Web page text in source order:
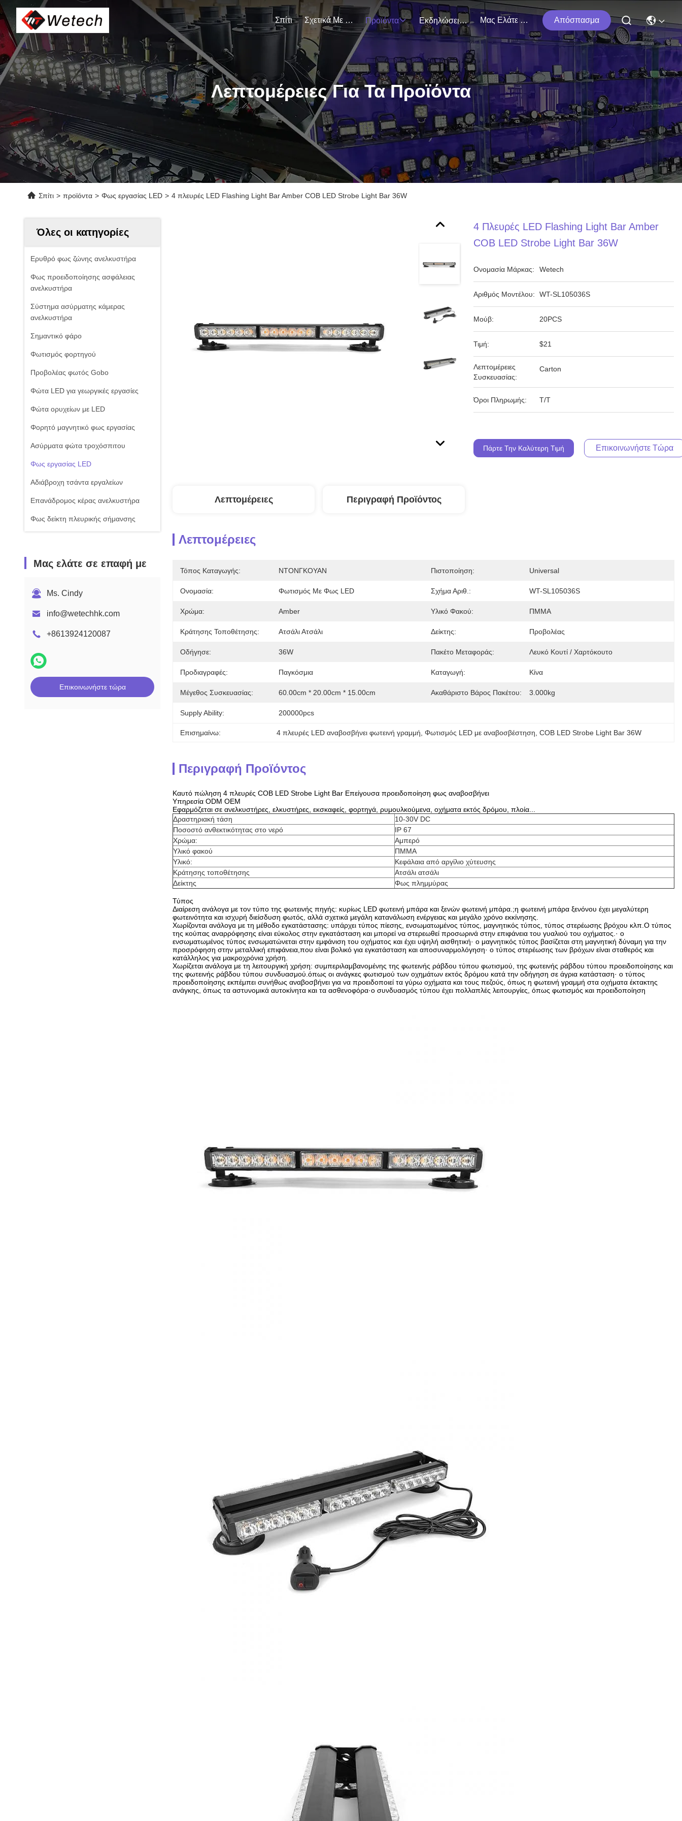
Σπίτι Σχετικά Με Εμάς Προϊόντα Εκδηλώσεις Μας Ελάτε Σε Επαφή Με Απόσπασμα
Λεπτομέρειες Για Τα Προϊόντα
Σπίτι > προϊόντα > Φως εργασίας LED > 4 πλευρές LED Flashing Light Bar Amber COB LED Strobe Light Bar 36W
Όλες οι κατηγορίες
Ερυθρό φως ζώνης ανελκυστήρα
Φως προειδοποίησης ασφάλειας
ανελκυστήρα
Σύστημα ασύρματης κάμερας
ανελκυστήρα
Σημαντικό φάρο
Φωτισμός φορτηγού
Προβολέας φωτός Gobo
Φώτα LED για γεωργικές εργασίες
Φώτα ορυχείων με LED
Φορητό μαγνητικό φως εργασίας
Ασύρματα φώτα τροχόσπιτου
Φως εργασίας LED
Αδιάβροχη τσάντα εργαλείων
Επανάδρομος κέρας ανελκυστήρα
Φως δείκτη πλευρικής σήμανσης
Μας ελάτε σε επαφή με
Ms. Cindy
info@wetechhk.com
+8613924120087
Επικοινωνήστε τώρα
4 Πλευρές LED Flashing Light Bar Amber
COB LED Strobe Light Bar 36W
Ονομασία Μάρκας: Wetech
Αριθμός Μοντέλου: WT-SL105036S
Μούβ: 20PCS
Τιμή: $21
Λεπτομέρειες
Συσκευασίας:
Carton
Όροι Πληρωμής: Τ/Τ
Πάρτε Την Καλύτερη Τιμή Επικοινωνήστε Τώρα
Λεπτομέρειες Περιγραφή Προϊόντος
Λεπτομέρειες
Τόπος Καταγωγής: ΝΤΟΝΓΚΟΥΑΝ Πιστοποίηση: Universal
Ονομασία: Φωτισμός Με Φως LED Σχήμα Αριθ.: WT-SL105036S
Χρώμα: Amber Υλικό Φακού: ΠΜΜΑ
Κράτησης Τοποθέτησης: Ατσάλι Ατσάλι Δείκτης: Προβολέας
Οδήγησε: 36W Πακέτο Μεταφοράς: Λευκό Κουτί / Χαρτόκουτο
Προδιαγραφές: Παγκόσμια Καταγωγή: Κίνα
Μέγεθος Συσκευασίας: 60.00cm * 20.00cm * 15.00cm Ακαθάριστο Βάρος Πακέτου: 3.000kg
Supply Ability: 200000pcs
Επισημαίνω: 4 πλευρές LED αναβοσβήνει φωτεινή γραμμή Φωτισμός LED με αναβοσβέστηση COB LED Strobe Light Bar 36W
Περιγραφή Προϊόντος
Καυτό πώληση 4 πλευρές COB LED Strobe Light Bar Επείγουσα προειδοποίηση φως αναβοσβήνει
Υπηρεσία ODM OEM
Εφαρμόζεται σε ανελκυστήρες, ελκυστήρες, εκσκαφείς, φορτηγά, ρυμουλκούμενα, οχήματα εκτός δρόμου, πλοία...
Δραστηριακή τάση
10-30V DC
Ποσοστό ανθεκτικότητας στο νερό
IP 67
Χρώμα:
Αμπερό
Υλικό φακού
ΠΜΜΑ
Υλικό:
Κεφάλαια από αργίλιο χύτευσης
Κράτησης τοποθέτησης
Ατσάλι ατσάλι
Δείκτης
Φως πλημμύρας
Τύπος
Διαίρεση ανάλογα με τον τύπο της φωτεινής πηγής: κυρίως LED φωτεινή μπάρα και ξενών φωτεινή μπάρα.;η φωτεινή μπάρα ξενόνου έχει μεγαλύτερη
φωτεινότητα και ισχυρή διείσδυση φωτός, αλλά σχετικά μεγάλη κατανάλωση ενέργειας και μεγάλο χρόνο εκκίνησης.
Χωρίζονται ανάλογα με τη μέθοδο εγκατάστασης: υπάρχει τύπος πίεσης, ενσωματωμένος τύπος, μαγνητικός τύπος, τύπος στερέωσης βρόχου κλπ.Ο τύπος
της κούπας αναρρόφησης είναι εύκολος στην εγκατάσταση και μπορεί να στερεωθεί προσωρινά στην επιφάνεια του γυαλιού του οχήματος.· ο
ενσωματωμένος τύπος ενσωματώνεται στην εμφάνιση του οχήματος και έχει υψηλή αισθητική· ο μαγνητικός τύπος βασίζεται στη μαγνητική δύναμη για την
προσρόφηση στην μεταλλική επιφάνεια,που είναι βολικό για εγκατάσταση και αποσυναρμολόγηση· ο τύπος στερέωσης των βρόχων είναι σταθερός και
κατάλληλος για μακροχρόνια χρήση.
Χωρίζεται ανάλογα με τη λειτουργική χρήση: συμπεριλαμβανομένης της φωτεινής ράβδου τύπου φωτισμού, της φωτεινής ράβδου τύπου προειδοποίησης και
της φωτεινής ράβδου τύπου συνδυασμού.όπως οι ανάγκες φωτισμού των οχημάτων εκτός δρόμου κατά την οδήγηση σε άγρια κατάσταση· ο τύπος
προειδοποίησης εκπέμπει συνήθως αναβοσβήνει για να προειδοποιεί τα γύρω οχήματα και τους πεζούς, όπως η φωτεινή γραμμή στα οχήματα έκτακτης
ανάγκης, όπως τα αστυνομικά αυτοκίνητα και τα ασθενοφόρα·ο συνδυασμός τύπου έχει πολλαπλές λειτουργίες, όπως φωτισμός και προειδοποίηση